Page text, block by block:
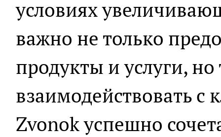
условиях
важно не только
продукты и услуги,
взаимодействовать
Zvonok успешно